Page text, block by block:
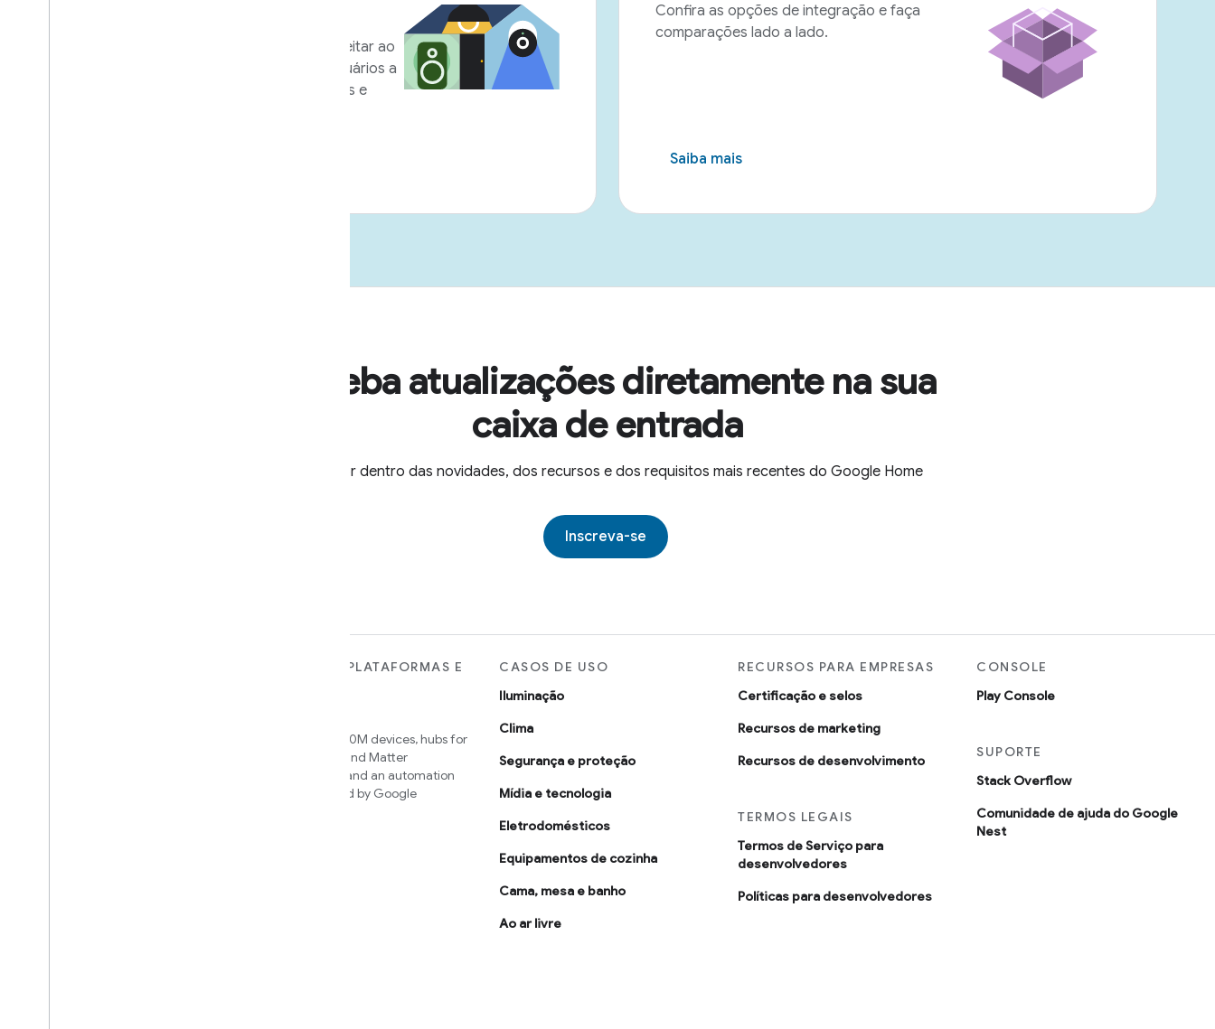
Ferramentas e programas para aproveitar ao
máximo sua integração e ajudar os usuários a
aproveitar ao máximo seus dispositivos e
Confira as opções de integração e faça
comparações lado a lado.
Saiba mais
Receba atualizações diretamente na sua
caixa de entrada
Fique por dentro das novidades, dos recursos e dos requisitos mais recentes do Google Home
Inscreva-se
PARA APPS, PLATAFORMAS E
Access over 600M devices, hubs for
Google Home and Matter
infrastructure, and an automation
engine powered by Google
CASOS DE USO
Iluminação
Clima
Segurança e proteção
Mídia e tecnologia
Eletrodomésticos
Equipamentos de cozinha
Cama, mesa e banho
Ao ar livre
RECURSOS PARA EMPRESAS
Certificação e selos
Recursos de marketing
Recursos de desenvolvimento
TERMOS LEGAIS
Termos de Serviço para
desenvolvedores
Políticas para desenvolvedores
CONSOLE
Play Console
SUPORTE
Stack Overflow
Comunidade de ajuda do Google
Nest